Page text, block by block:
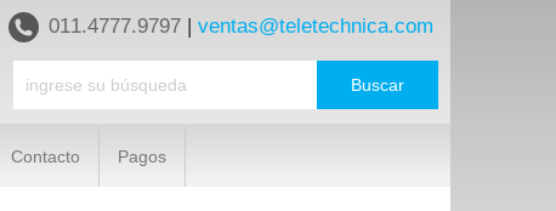
011.4777.9797 | ventas@teletechnica.com
Contacto Pagos